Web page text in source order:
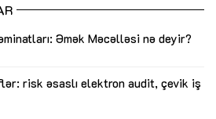
Əmək Məcəlləsi nə deyir?
risk əsaslı elektron audit, çevik iş